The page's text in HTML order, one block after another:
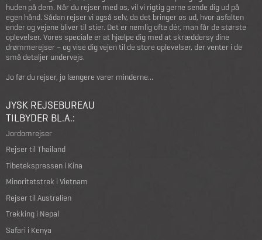
huden på dem. Når du rejser med os, vil vi rigtig gerne sende dig ud på
egen hånd. Sådan rejser vi også selv, da det bringer os ud, hvor asfalten
ender og vejene bliver til stier. Det er nemlig ofte dér, man får de største
oplevelser. Vores speciale er at hjælpe dig med at skræddersy dine
drømmerejser – og vise dig vejen til de store oplevelser, der venter i de
små detaljer undervejs.
Jo før du rejser, jo længere varer minderne...
JYSK REJSEBUREAU
TILBYDER BL.A.:
Jordomrejser
Rejser til Thailand
Tibetekspressen i Kina
Minoritetstrek i Vietnam
Rejser til Australien
Trekking i Nepal
Safari i Kenya